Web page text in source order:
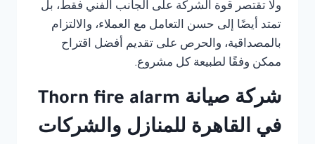
ولا تقتصر قوة الشركة على الجانب الفني فقط، بل
تمتد أيضًا إلى حسن التعامل مع العملاء، والالتزام
بالمصداقية، والحرص على تقديم أفضل اقتراح
ممكن وفقًا لطبيعة كل مشروع.
شركة صيانة Thorn fire alarm
في القاهرة للمنازل والشركات